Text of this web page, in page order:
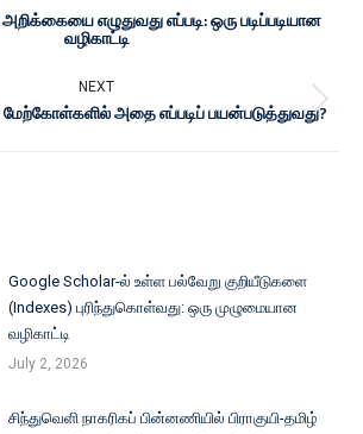
எழுதுவது எப்படி: ஒரு படிப்படியான
வழிகாட்டி
NEXT
அதை எப்படிப் பயன்படுத்துவது?
Google Scholar-ல் உள்ள பல்வேறு குறியீடுகளை
(Indexes) புரிந்துகொள்வது: ஒரு முழுமையான
வழிகாட்டி
July 2, 2026
சிந்துவெளி நாகரிகப் பின்னணியில் பிராகுயி-தமிழ்